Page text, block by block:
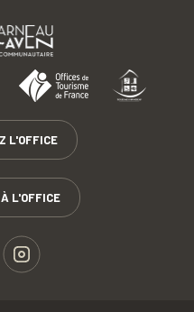
L'OFFICE
L'OFFICE